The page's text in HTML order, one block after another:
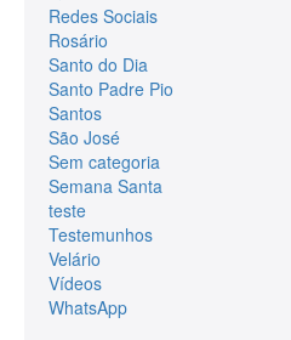
Redes Sociais
Rosário
Santo do Dia
Santo Padre Pio
Santos
São José
Sem categoria
Semana Santa
teste
Testemunhos
Velário
Vídeos
WhatsApp